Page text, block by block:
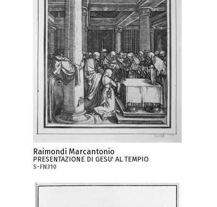
Raimondi Marcantonio
PRESENTAZIONE DI GESU' AL TEMPIO
S-FN310